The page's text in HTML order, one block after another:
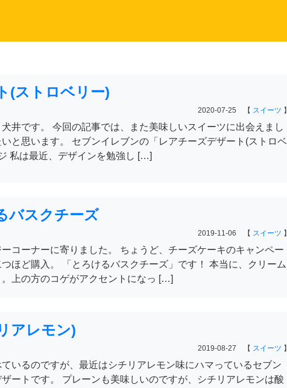
(ストロベリー)
2020-07-25 【 スイーツ 】
井です。 今回の記事では、また美味しいスイーツに出会えまし
と思います。 セブンイレブンの「レアチーズデザート(ストロベ
私は最近、デザインを勉強し […]
バスクチーズ
2019-11-06 【 スイーツ 】
コーナーに寄りました。 ちょうど、チーズケーキのキャンペー
ほど購入。 「とろけるバスクチーズ」です！ 本当に、クリーム
上の方のコゲがアクセントになっ […]
アレモン)
2019-08-27 【 スイーツ 】
いるのですが、最近はシチリアレモン味にハマっているセブン
ートです。 プレーンも美味しいのですが、シチリアレモンは酸